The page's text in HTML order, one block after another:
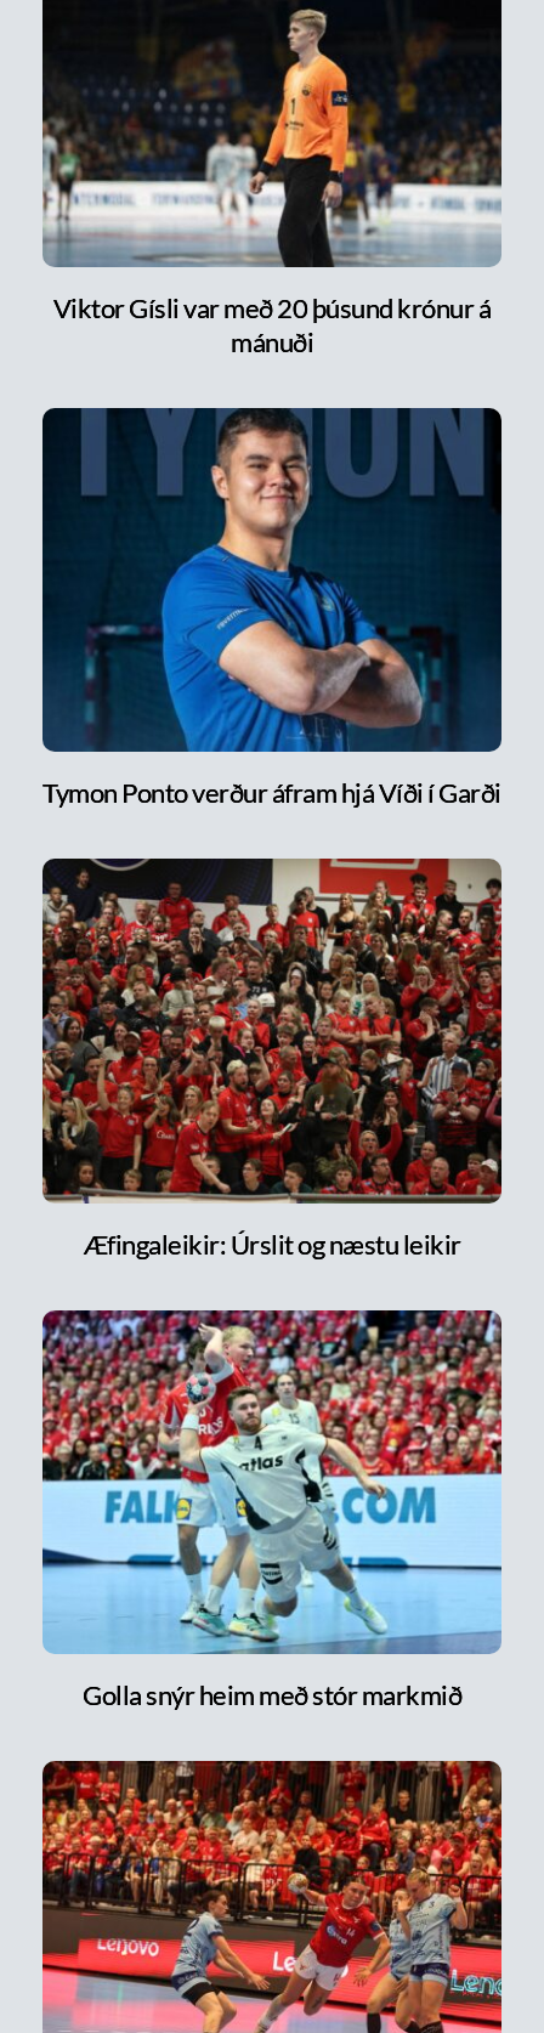
Viktor Gísli var með 20 þúsund krónur á
mánuði
Tymon Ponto verður áfram hjá Víði í Garði
Æfingaleikir: Úrslit og næstu leikir
Golla snýr heim með stór markmið